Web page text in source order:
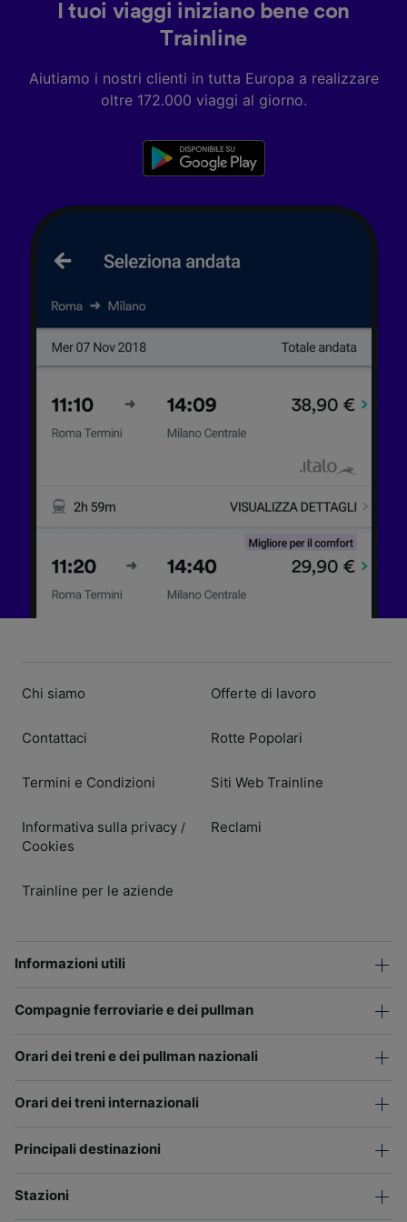
I tuoi viaggi iniziano bene con
Trainline
Aiutiamo i nostri clienti in tutta Europa a realizzare
oltre 172.000 viaggi al giorno.
Chi siamo
Contattaci
Termini e Condizioni
Informativa sulla privacy /
Cookies
Trainline per le aziende
Offerte di lavoro
Rotte Popolari
Siti Web Trainline
Reclami
Informazioni utili
Compagnie ferroviarie e dei pullman
Orari dei treni e dei pullman nazionali
Orari dei treni internazionali
Principali destinazioni
Stazioni
accedervi. Pubblicità e contenuti
personalizzati, misurazione delle prestazioni
dei contenuti e degli annunci, ricerche sul
Elenco dei partner (fornitori)